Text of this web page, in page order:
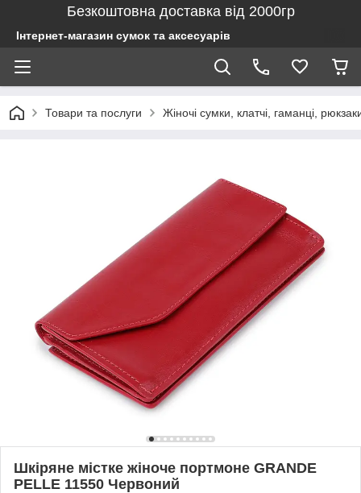
Безкоштовна доставка від 2000гр
Інтернет-магазин сумок та аксесуарів
Товари та послуги Жіночі сумки, клатчі, гаманці,
Шкіряне містке жіноче портмоне GRANDE
PELLE 11550 Червоний